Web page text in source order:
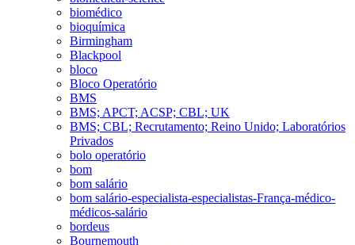
biomédico
bioquímica
Birmingham
Blackpool
bloco
Bloco Operatório
BMS
BMS; APCT; ACSP; CBL; UK
BMS; CBL; Recrutamento; Reino Unido; Laboratórios
Privados
bolo operatório
bom
bom salário
bom salário-especialista-especialistas-França-médico-
médicos-salário
bordeus
Bournemouth